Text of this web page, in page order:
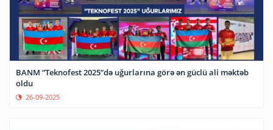
BANM “Teknofest 2025”də uğurlarına görə ən güclü ali məktəb
oldu
26-09-2025